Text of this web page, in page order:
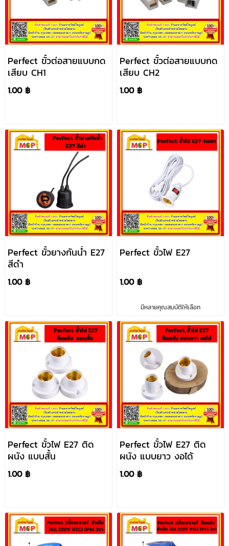
Perfect ขั้วต่อสายแบบกด
เสียบ CH1
1.00 ฿
Perfect ขั้วต่อสายแบบกด
เสียบ CH2
1.00 ฿
Perfect ขั้วยางกันน้ำ E27
สีดำ
1.00 ฿
Perfect ขั้วไฟ E27
1.00 ฿
มีหลายคุณสมบัติให้เลือก
Perfect ขั้วไฟ E27 ติด
ผนัง แบบสั้น
1.00 ฿
Perfect ขั้วไฟ E27 ติด
ผนัง แบบยาว งอได้
1.00 ฿